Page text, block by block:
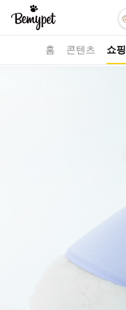
홈 콘텐츠 쇼핑